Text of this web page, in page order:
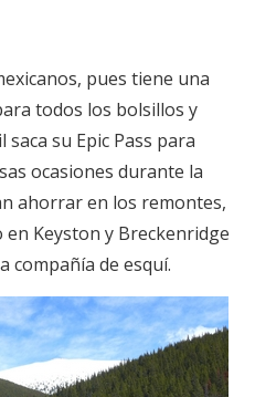
pues tiene una
todos los bolsillos y
su Epic Pass para
ocasiones durante la
ahorrar en los remontes,
Keyston y Breckenridge
compañía de esquí.